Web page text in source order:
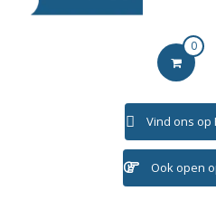
ICTFACTORY 0
Vind ons op
Ook open